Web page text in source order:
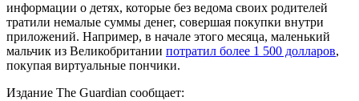
информации о детях, которые без ведома своих родителей
тратили немалые суммы денег, совершая покупки внутри
приложений. Например, в начале этого месяца, маленький
мальчик из Великобритании потратил более 1 500 долларов,
покупая виртуальные пончики.
Издание The Guardian сообщает: